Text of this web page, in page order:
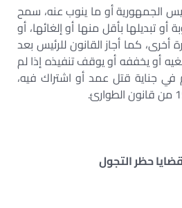
الجمهورية أو ما ينوب عنه، سمح
أو تبديلها بأقل منها أو إلغائها، أو
أخرى، كما أجاز القانون للرئيس بعد
أو يخففه أو يوقف تنفيذه إذا لم
في جناية قتل عمد أو اشتراك فيه،
حظر التجول